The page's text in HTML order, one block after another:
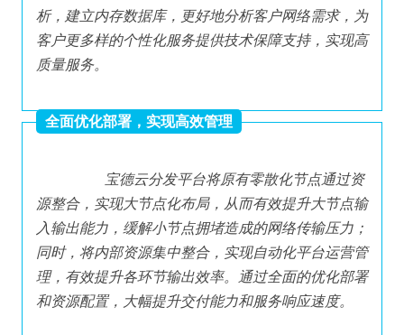
析，建立内存数据库，更好地分析客户网络需求，为
客户更多样的个性化服务提供技术保障支持，实现高
质量服务。
全面优化部署，实现高效管理
宝德云分发平台将原有零散化节点通过资
源整合，实现大节点化布局，从而有效提升大节点输
入输出能力，缓解小节点拥堵造成的网络传输压力；
同时，将内部资源集中整合，实现自动化平台运营管
理，有效提升各环节输出效率。通过全面的优化部署
和资源配置，大幅提升交付能力和服务响应速度。